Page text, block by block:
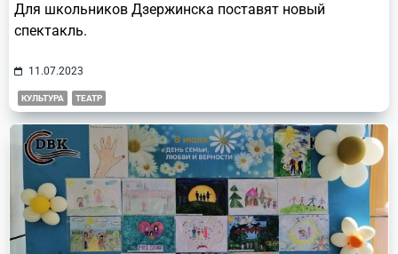
Для школьников Дзержинска поставят новый
спектакль.
11.07.2023
КУЛЬТУРА ТЕАТР